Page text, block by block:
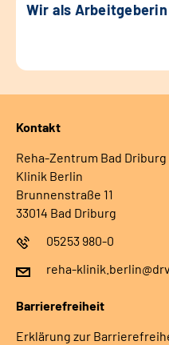
Wir als Arbeitgeberin
Kontakt
Reha-Zentrum Bad Driburg
Klinik Berlin
Brunnenstraße 11
33014 Bad Driburg
05253 980-0
reha-
Barrierefreiheit
Erklärung zur